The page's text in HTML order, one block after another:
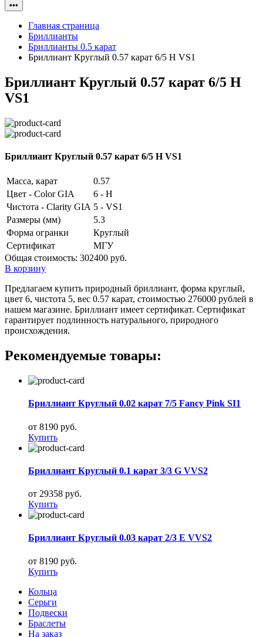
•••
Главная страница
Бриллианты
Бриллианты 0.5 карат
Бриллиант Круглый 0.57 карат 6/5 H VS1
Бриллиант Круглый 0.57 карат 6/5 H
VS1
Бриллиант Круглый 0.57 карат 6/5 H VS1
Масса, карат
0.57
Цвет - Color GIA
6 - H
Чистота - Clarity GIA 5 - VS1
Размеры (мм)
5.3
Форма огранки
Круглый
Сертификат
МГУ
Общая стоимость: 302400 руб.
В корзину
Предлагаем купить природный бриллиант, форма круглый,
цвет 6, чистота 5, вес 0.57 карат, стоимостью 276000 рублей в
нашем магазине. Бриллиант имеет сертификат. Сертификат
гарантирует подлинность натурального, природного
происхождения.
Рекомендуемые товары:
Бриллиант Круглый 0.02 карат 7/5 Fancy Pink SI1
от 8190 руб.
Купить
Бриллиант Круглый 0.1 карат 3/3 G VVS2
от 29358 руб.
Купить
Бриллиант Круглый 0.03 карат 2/3 E VVS2
от 8190 руб.
Купить
Кольца
Серьги
Подвески
Браслеты
На заказ